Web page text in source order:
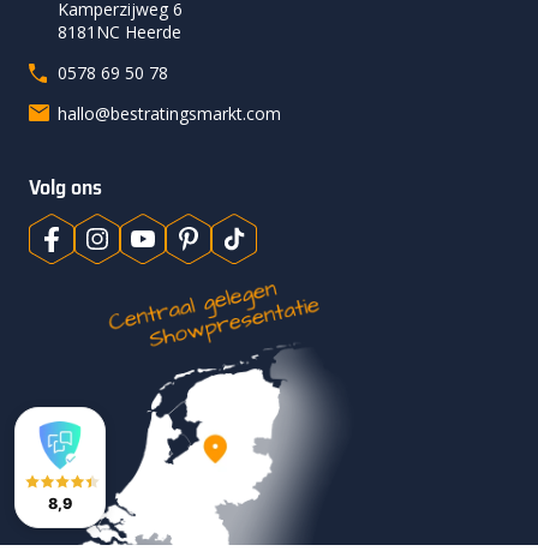
Kamperzijweg 6
8181NC Heerde
0578 69 50 78
hallo@bestratingsmarkt.com
Volg ons
8,9